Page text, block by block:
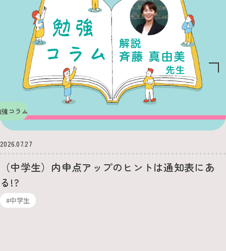
強コラム
2026.07.27
（中学生）内申点アップのヒントは通知表にあ
る!?
#中学生